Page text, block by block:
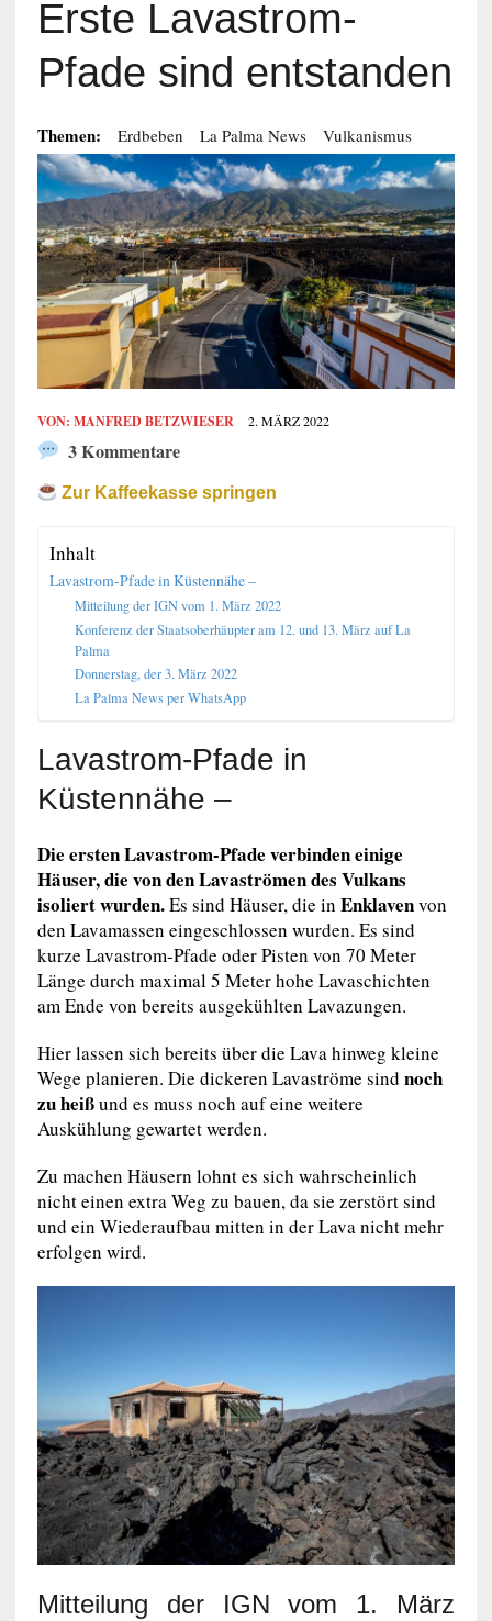
Erste Lavastrom-
Pfade sind entstanden
Themen: Erdbeben La Palma News Vulkanismus
VON: MANFRED BETZWIESER 2. MÄRZ 2022
3 Kommentare
Zur Kaffeekasse springen
Inhalt
Lavastrom-Pfade in Küstennähe –
Mitteilung der IGN vom 1. März 2022
Konferenz der Staatsoberhäupter am 12. und 13. März auf La
Palma
Donnerstag, der 3. März 2022
La Palma News per WhatsApp
Lavastrom-Pfade in
Küstennähe –
Die ersten Lavastrom-Pfade verbinden einige
Häuser, die von den Lavaströmen des Vulkans
isoliert wurden.Es sind Häuser, die in Enklavenvon
den Lavamassen eingeschlossen wurden. Es sind
kurze Lavastrom-Pfade oder Pisten von 70 Meter
Länge durch maximal 5 Meter hohe Lavaschichten
am Ende von bereits ausgekühlten Lavazungen.
Hier lassen sich bereits über die Lava hinweg kleine
Wege planieren. Die dickeren Lavaströme sind noch
zu heißund es muss noch auf eine weitere
Auskühlung gewartet werden.
Zu machen Häusern lohnt es sich wahrscheinlich
nicht einen extra Weg zu bauen, da sie zerstört sind
und ein Wiederaufbau mitten in der Lava nicht mehr
erfolgen wird.
Mitteilung der IGN vom 1. März